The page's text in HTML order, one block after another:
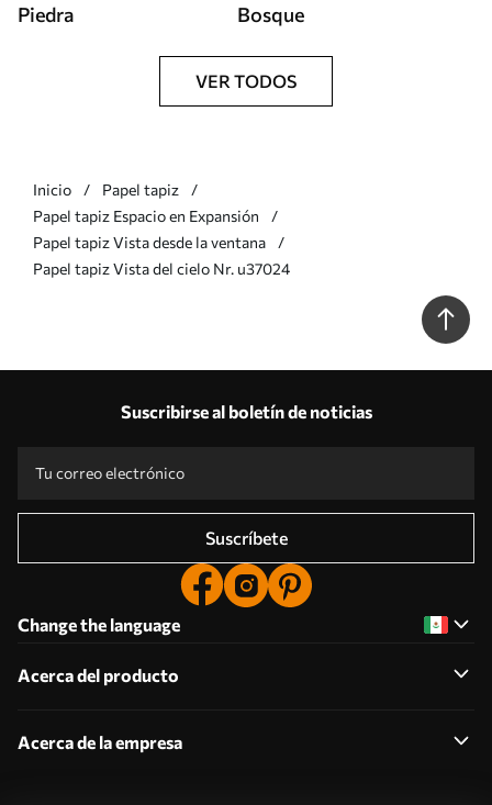
Piedra Bosque
VER TODOS
Inicio
Papel tapiz
Papel tapiz Espacio en Expansión
Papel tapiz Vista desde la ventana
Papel tapiz Vista del cielo Nr. u37024
Suscribirse al boletín de noticias
Suscríbete
Change the language
Acerca del producto
Acerca de la empresa